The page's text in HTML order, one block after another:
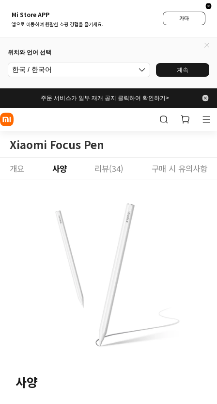
Mi Store APP
앱으로 이동하여 원활한 쇼핑 경험을 즐기세요.
가다
위치와 언어 선택
한국 / 한국어 계속
주문 서비스가 일부 재개 공지 클릭하여 확인하기>
Xiaomi Focus Pen
개요 사양 리뷰(34) 구매 시 유의사항
사양